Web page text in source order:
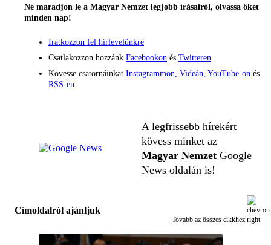
Ne maradjon le a Magyar Nemzet legjobb írásairól, olvassa őket
minden nap!
Iratkozzon fel hírlevelünkre
Csatlakozzon hozzánk Facebookon és Twitteren
Kövesse csatornáinkat Instagrammon, Videán, YouTube-on és
RSS-en
A legfrissebb hírekért
kövess minket az
Magyar Nemzet Google
News oldalán is!
Címoldalról ajánljuk
Tovább az összes cikkhez